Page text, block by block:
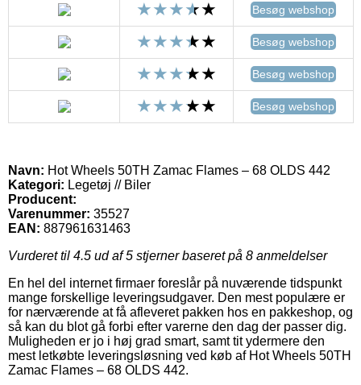
Besøg webshop
Besøg webshop
Besøg webshop
Besøg webshop
Navn: Hot Wheels 50TH Zamac Flames – 68 OLDS 442
Kategori: Legetøj // Biler
Producent:
Varenummer: 35527
EAN: 887961631463
Vurderet til 4.5 ud af 5 stjerner baseret på 8 anmeldelser
En hel del internet firmaer foreslår på nuværende tidspunkt
mange forskellige leveringsudgaver. Den mest populære er
for nærværende at få afleveret pakken hos en pakkeshop, og
så kan du blot gå forbi efter varerne den dag der passer dig.
Muligheden er jo i høj grad smart, samt tit ydermere den
mest letkøbte leveringsløsning ved køb af Hot Wheels 50TH
Zamac Flames – 68 OLDS 442.